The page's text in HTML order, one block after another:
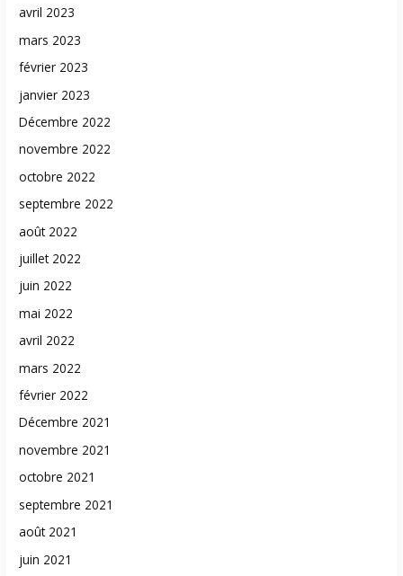
avril 2023
mars 2023
février 2023
janvier 2023
Décembre 2022
novembre 2022
octobre 2022
septembre 2022
août 2022
juillet 2022
juin 2022
mai 2022
avril 2022
mars 2022
février 2022
Décembre 2021
novembre 2021
octobre 2021
septembre 2021
août 2021
juin 2021